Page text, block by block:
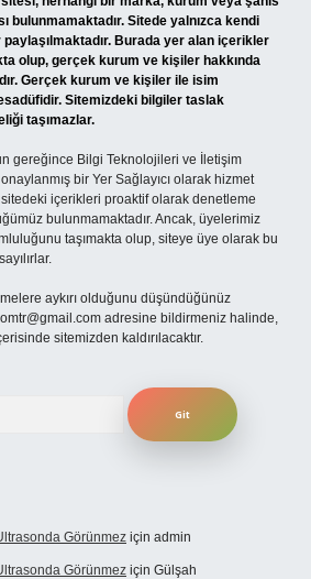
bulunmamaktadır. Sitede yalnızca kendi
paylaşılmaktadır. Burada yer alan içerikler
olup, gerçek kurum ve kişiler hakkında
Gerçek kurum ve kişiler ile isim
Sitemizdeki bilgiler taslak
taşımazlar.
gereğince Bilgi Teknolojileri ve İletişim
bir Yer Sağlayıcı olarak hizmet
içerikleri proaktif olarak denetleme
bulunmamaktadır. Ancak, üyelerimiz
taşımakta olup, siteye üye olarak bu
aykırı olduğunu düşündüğünüz
adresine bildirmeniz halinde,
sitemizden kaldırılacaktır.
Görünmez için admin
Görünmez için Gülşah